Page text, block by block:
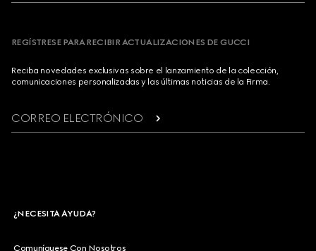
REGÍSTRESE PARA RECIBIR ACTUALIZACIONES DE GUCCI
Reciba novedades exclusivas sobre el lanzamiento de la colección,
comunicaciones personalizadas y las últimas noticias de la Firma.
CORREO ELECTRÓNICO
¿NECESITA AYUDA?
Comuníquese Con Nosotros